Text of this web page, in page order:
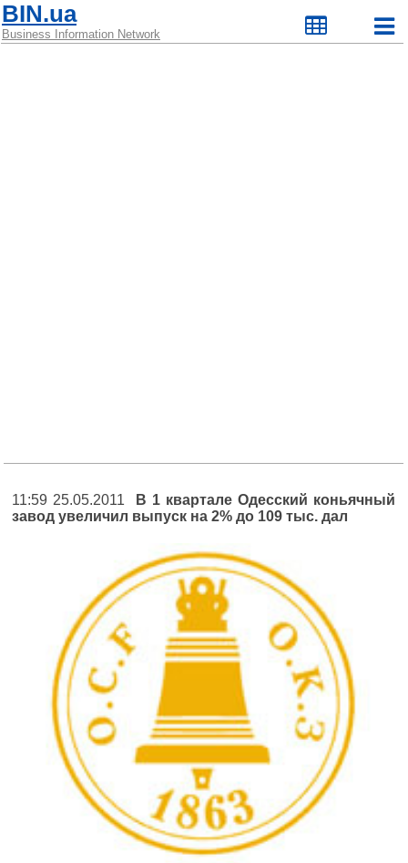
BIN.ua
Business Information Network
11:59 25.05.2011
В 1 квартале Одесский коньячный
завод увеличил выпуск на 2% до 109 тыс. дал